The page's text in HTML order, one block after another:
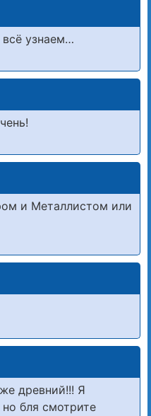
узнаем…
и Металлистом или
древний!!! Я
бля смотрите